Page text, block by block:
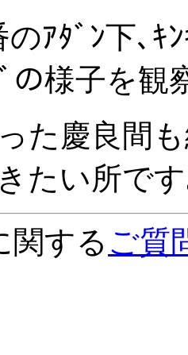
ｱﾀﾞﾝ下､ｷ
の様子を観
た慶良間
たい所で
関する ご質